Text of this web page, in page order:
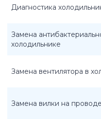
Диагностика
Замена
холодильнике
Замена вентилятора в
Замена вилки на